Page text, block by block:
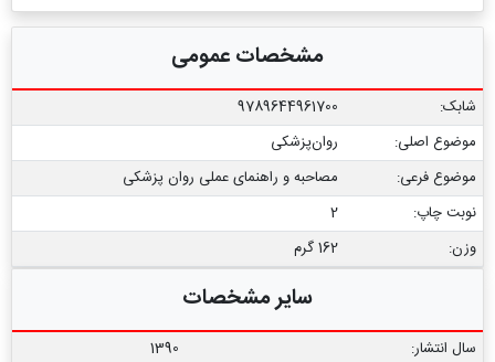
مشخصات عمومی
شابک:
9789644961700
موضوع اصلی:
روان‌پزشکی
موضوع فرعی:
مصاحبه و راهنمای عملی روان ‏پزشکی
نوبت چاپ:
2
وزن:
162 گرم
سایر مشخصات
سال انتشار:
1390